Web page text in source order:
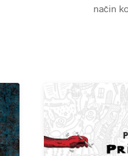
način